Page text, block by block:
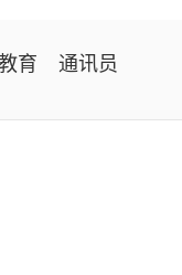
育 通讯员